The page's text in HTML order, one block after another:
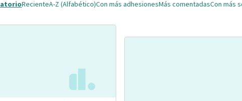
RecienteA-Z (Alfabético)Con más adhesionesMás comentadasCon más